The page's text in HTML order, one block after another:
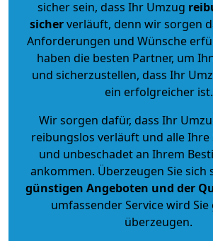
sicher sein, dass Ihr Umzug
sicherverläuft, denn wir sorgen
Anforderungen und Wünsche
haben die besten Partner, um
und sicherzustellen, dass Ihr
ein erfolgreicher ist.
Wir sorgen dafür, dass Ihr
reibungslos verläuft und alle Ihre
und unbeschadet an Ihrem
ankommen. Überzeugen Sie sich
günstigen Angeboten und der
umfassender Service wird
überzeugen.